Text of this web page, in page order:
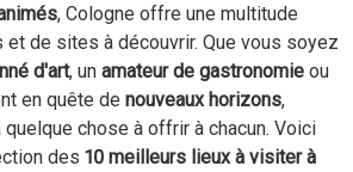
, Cologne offre une multitude
et de sites à découvrir. Que vous soyez
d'art, unamateur de gastronomie ou
en quête denouveaux horizons,
quelque chose à offrir à chacun. Voici
des10 meilleurs lieux à visiter à